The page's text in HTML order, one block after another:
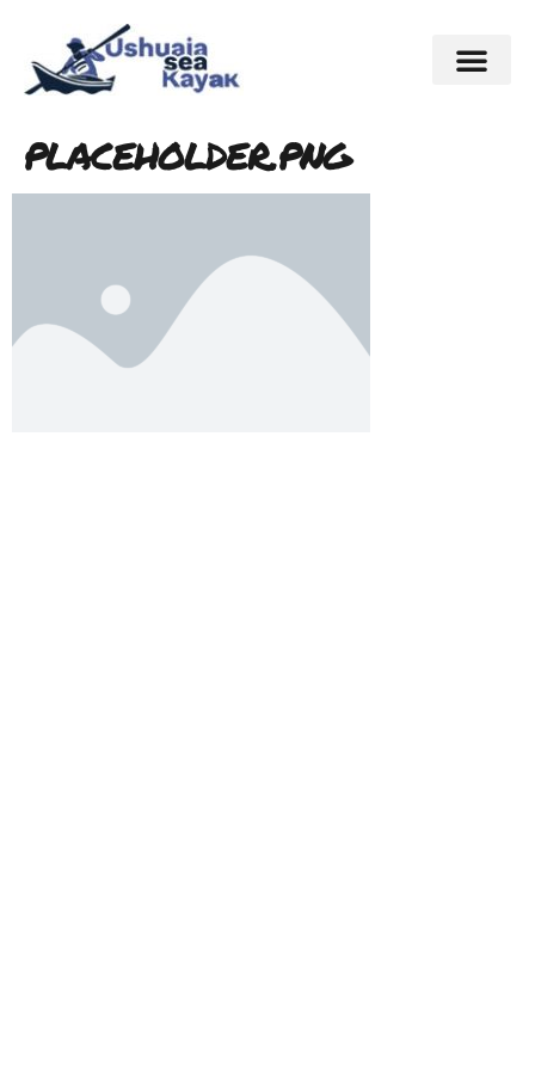
placeholder.png